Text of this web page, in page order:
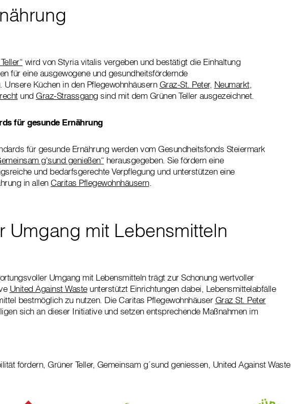
wird von Styria vitalis vergeben und bestätigt die Einhaltung
für eine ausgewogene und gesundheitsfördernde
Küchen in den Pflegewohnhäusern Graz-St. Peter, Neumarkt,
und Graz-Strassgang sind mit dem Grünen Teller ausgezeichnet.
für gesunde Ernährung
für gesunde Ernährung werden vom Gesundheitsfonds Steiermark
g'sund genießen“ herausgegeben. Sie fördern eine
und bedarfsgerechte Verpflegung und unterstützen eine
in allenCaritas Pflegewohnhäusern.
Umgang mit Lebensmitteln
Umgang mit Lebensmitteln trägt zur Schonung wertvoller
United Against Wasteunterstützt Einrichtungen dabei, Lebensmittelabfälle
bestmöglich zu nutzen. Die Caritas Pflegewohnhäuser Graz St. Peter
sich an dieser Initiative und setzen entsprechende Maßnahmen im
fördern, Grüner Teller, Gemeinsam g´sund geniessen, United Against Waste